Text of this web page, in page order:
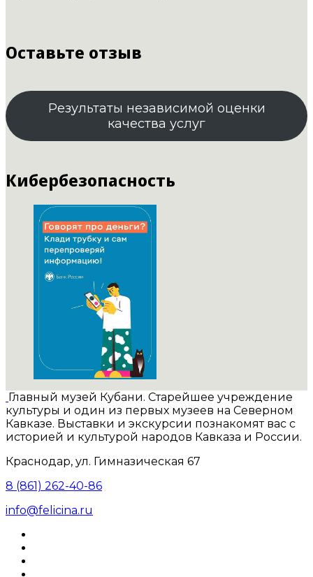
Оставьте отзыв
Результаты независимой оценки
качества услуг
Кибербезопасность
Главный музей Кубани. Старейшее учреждение
культуры и один из первых музеев на Северном
Кавказе. Выставки и экскурсии познакомят вас с
историей и культурой народов Кавказа и России.
Краснодар, ул. Гимназическая 67
8 (861) 262-40-86
info@felicina.ru